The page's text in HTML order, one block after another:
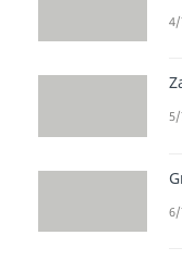
4/
5/
6/